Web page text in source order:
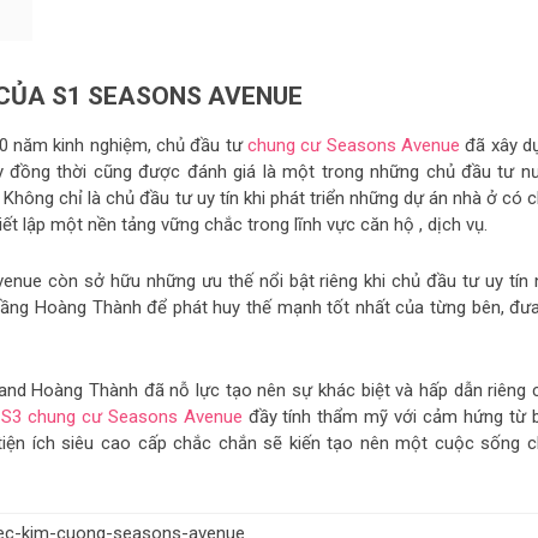
S1 SEASONS AVENUE
năm kinh nghiệm, chủ đầu tưchung cư Seasons Avenue đã xây
đồng thời cũng được đánh giá là một trong những chủ đầu tư
chỉ là chủ đầu tư uy tín khi phát triển những dự án nhà ở có
lập một nền tảng vững chắc trong lĩnh vực căn hộ , dịch vụ.
còn sở hữu những ưu thế nổi bật riêng khi chủ đầu tư uy tín
Hoàng Thành để phát huy thế mạnh tốt nhất của từng bên,
Hoàng Thành đã nỗ lực tạo nên sự khác biệt và hấp dẫn riêng
S3 chung cư Seasons Avenue đầy tính thẩm mỹ với cảm hứng từ
ích siêu cao cấp chắc chắn sẽ kiến tạo nên một cuộc sống